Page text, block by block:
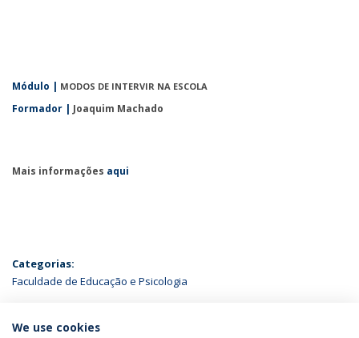
Módulo MODOS DE INTERVIR NA ESCOLA
Formador | Joaquim Machado
Mais informações aqui
Categorias:
Faculdade de Educação e Psicologia
ÚLTIMAS NOTÍCIAS
We use cookies